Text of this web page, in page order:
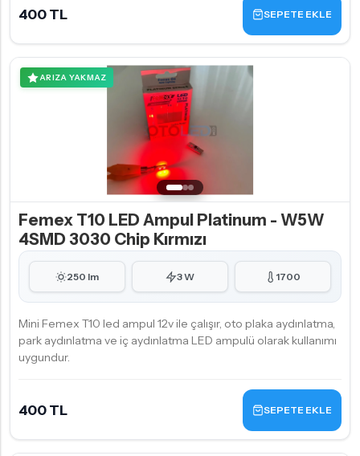
400 TL SEPETE EKLE
ARIZA YAKMAZ
Femex T10 LED Ampul Platinum - W5W
4SMD 3030 Chip Kırmızı
250 lm 3 W 1700
Mini Femex T10 led ampul 12v ile çalışır, oto plaka aydınlatma,
park aydınlatma ve iç aydınlatma LED ampulü olarak kullanımı
uygundur.
400 TL SEPETE EKLE